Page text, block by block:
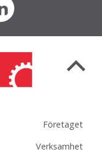
Företaget
Verksamhet